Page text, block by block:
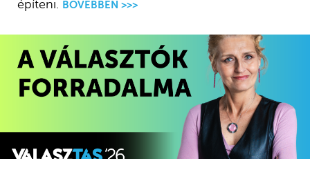
építeni. BŐVEBBEN >>>